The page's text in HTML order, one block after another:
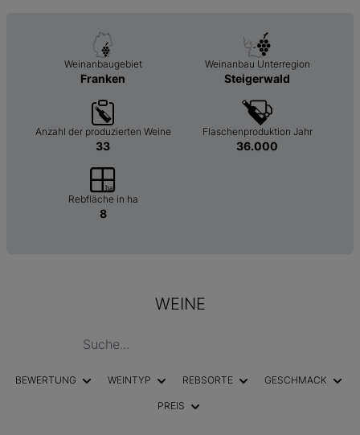
Weinanbaugebiet
Franken
Weinanbau Unterregion
Steigerwald
Anzahl der produzierten Weine
33
Flaschenproduktion Jahr
36.000
Rebfläche in ha
8
WEINE
BEWERTUNG WEINTYP REBSORTE GESCHMACK
PREIS